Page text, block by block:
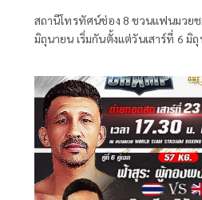
สถานีโทรทัศน์ช่อง 8 ชวนแฟนมวย
มิถุนายน เริ่มกันตั้งแต่วันเสาร์ที่ 6 มิถุนายน 2569 รายการ
มิถุนายน 2569 รายการศึกมวยดีวิถีไ
นักสู้เจ้าสังเวียนตัวจริง เตรียมลุ้นร
ฝีมือดี